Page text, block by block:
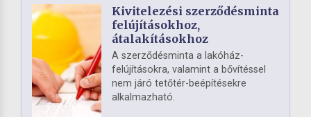
Kivitelezési szerződésminta
felújításokhoz,
átalakításokhoz
A szerződésminta a lakóház-
felújításokra, valamint a bővítéssel
nem járó tetőtér-beépítésekre
alkalmazható.